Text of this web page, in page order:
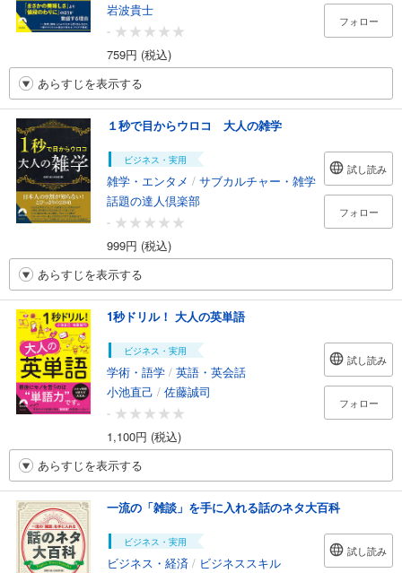
岩波貴士
-
759円 (税込)
フォロー
あらすじを表示する
１秒で目からウロコ 大人の雑学
ビジネス・実用
雑学・エンタメ / サブカルチャー・雑学
話題の達人倶楽部
-
999円 (税込)
試し読み
フォロー
あらすじを表示する
1秒ドリル！ 大人の英単語
ビジネス・実用
学術・語学 / 英語・英会話
小池直己 / 佐藤誠司
-
1,100円 (税込)
試し読み
フォロー
あらすじを表示する
一流の「雑談」を手に入れる話のネタ大百科
ビジネス・実用
ビジネス・経済 / ビジネススキル
試し読み